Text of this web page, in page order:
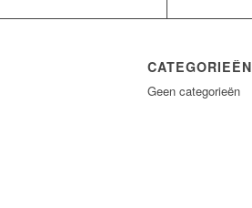
CATEGORIEËN
Geen categorieën